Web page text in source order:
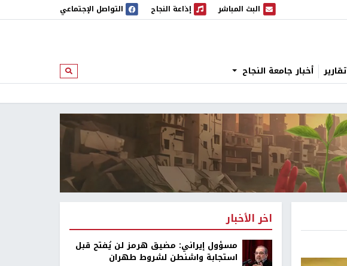
البث المباشر
البث المباشر إذاعة النجاح
إذاعة النجاح التواصل الإجتماعي
تقارير أخبار جامعة النجاح ابحث
اخر الأخبار
مسؤول إيراني: مضيق هرمز لن يُفتح قبل
استجابة واشنطن لشروط طهران